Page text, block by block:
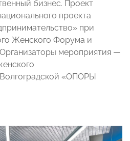
бизнес. Проект
проекта
при
Женского Форума и
мероприятия —
«ОПОРЫ